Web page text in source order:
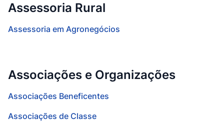
Assessoria Rural
Assessoria em Agronegócios
Associações e Organizações
Associações Beneficentes
Associações de Classe